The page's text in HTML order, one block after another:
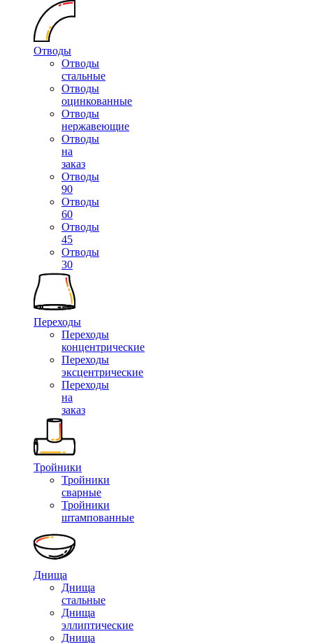
Отводы
Отводы
стальные
Отводы
оцинкованные
Отводы
нержавеющие
Отводы
на
заказ
Отводы
90
Отводы
60
Отводы
45
Отводы
30
Переходы
Переходы
концентрические
Переходы
эксцентрические
Переходы
на
заказ
Тройники
Тройники
сварные
Тройники
штампованные
Днища
Днища
стальные
Днища
эллиптические
Днища